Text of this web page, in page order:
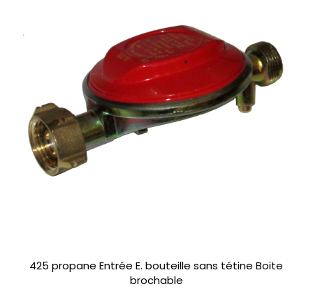
425 propane Entrée E. bouteille sans tétine Boite
brochable